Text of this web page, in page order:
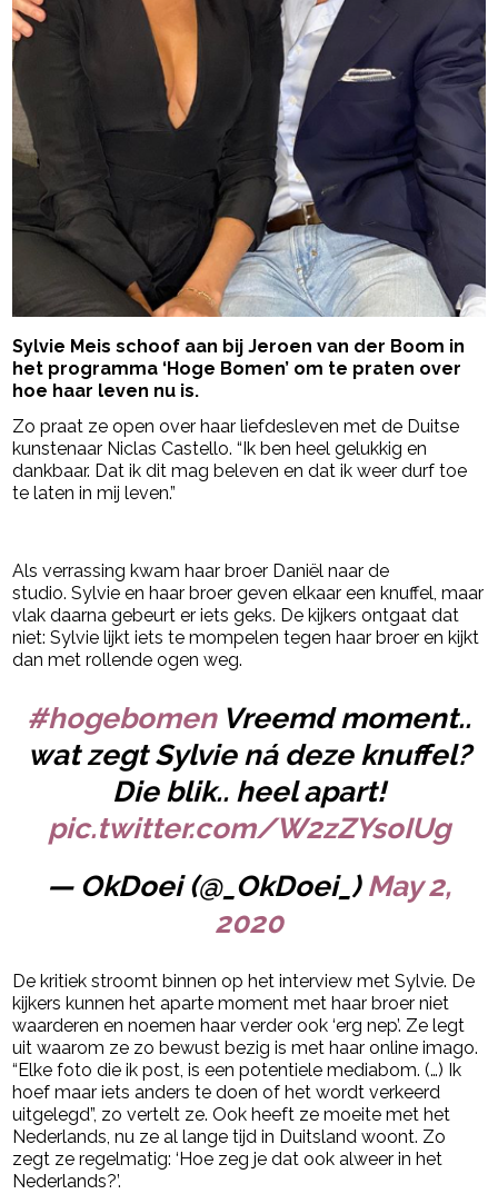
Sylvie Meis schoof aan bij Jeroen van der Boom in
het programma ‘Hoge Bomen’ om te praten over
hoe haar leven nu is.
Zo praat ze open over haar liefdesleven met de Duitse
kunstenaar Niclas Castello. “Ik ben heel gelukkig en
dankbaar. Dat ik dit mag beleven en dat ik weer durf toe
te laten in mij leven.”
Als verrassing kwam haar broer Daniël naar de
studio. Sylvie en haar broer geven elkaar een knuffel, maar
vlak daarna gebeurt er iets geks. De kijkers ontgaat dat
niet: Sylvie lijkt iets te mompelen tegen haar broer en kijkt
dan met rollende ogen weg.
#hogebomenVreemd moment..
wat zegt Sylvie ná deze knuffel?
Die blik.. heel apart!
pic.twitter.com/W2zZYsoIUg
— OkDoei (@_OkDoei_) May 2,
2020
De kritiek stroomt binnen op het interview met Sylvie. De
kijkers kunnen het aparte moment met haar broer niet
waarderen en noemen haar verder ook ‘erg nep’. Ze legt
uit waarom ze zo bewust bezig is met haar online imago.
“Elke foto die ik post, is een potentiele mediabom. (…) Ik
hoef maar iets anders te doen of het wordt verkeerd
uitgelegd”, zo vertelt ze. Ook heeft ze moeite met het
Nederlands, nu ze al lange tijd in Duitsland woont. Zo
zegt ze regelmatig: ‘Hoe zeg je dat ook alweer in het
Nederlands?’.